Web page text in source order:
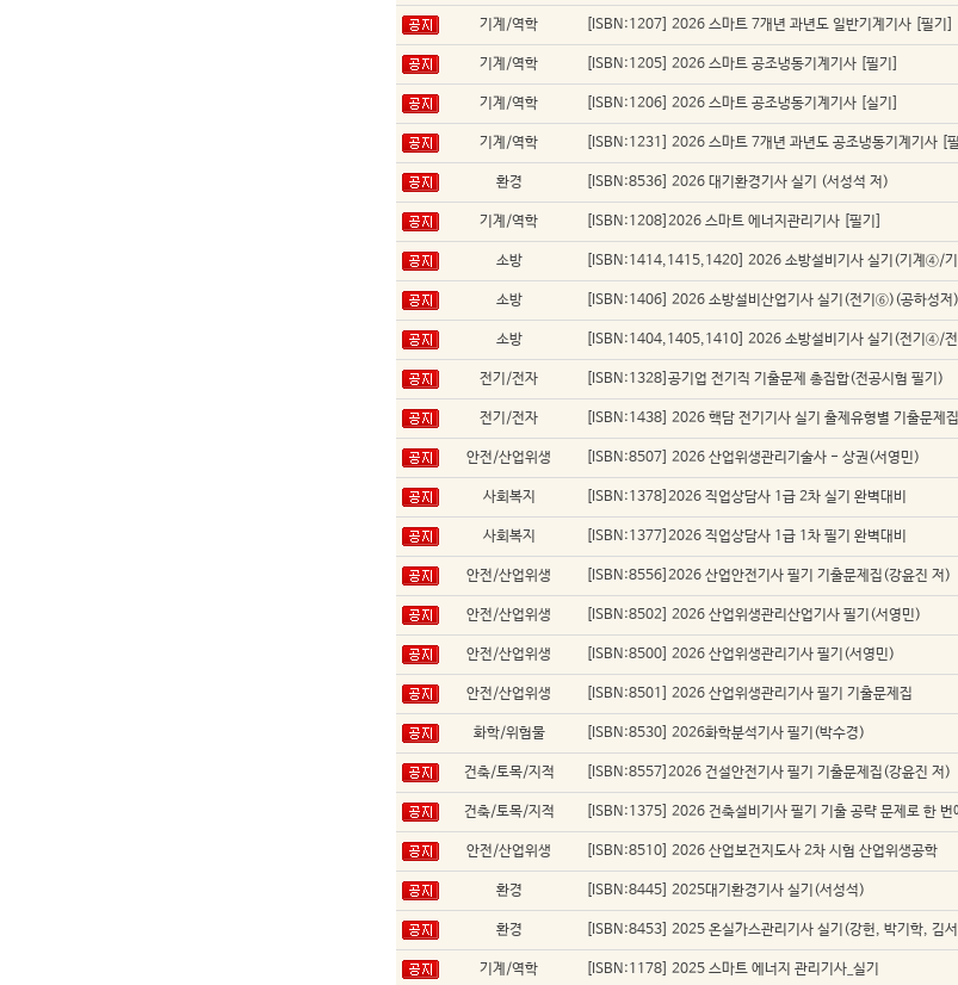
기계/역학 [ISBN:1207] 2026 스마트 7개년 과년도 일반기계기사 [필기]
기계/역학 [ISBN:1205] 2026 스마트 공조냉동기계기사 [필기]
기계/역학 [ISBN:1206] 2026 스마트 공조냉동기계기사 [실기]
기계/역학 [ISBN:1231] 2026 스마트 7개년 과년도 공조냉동기계기사 [필
환경 [ISBN:8536] 2026 대기환경기사 실기 (서성석 저)
기계/역학 [ISBN:1208]2026 스마트 에너지관리기사 [필기]
소방 [ISBN:1414,1415,1420] 2026 소방설비기사 실기(기계
소방 [ISBN:1406] 2026 소방설비산업기사 실기(전기⑥)(공하성저)
소방 [ISBN:1404,1405,1410] 2026 소방설비기사 실기(전기
전기/전자 [ISBN:1328]공기업 전기직 기출문제 총집합(전공시험 필기)
전기/전자 [ISBN:1438] 2026 핵담 전기기사 실기 출제유형별 기출문제집
안전/산업위생 [ISBN:8507] 2026 산업위생관리기술사 - 상권(서영민)
사회복지 [ISBN:1378]2026 직업상담사 1급 2차 실기 완벽대비
사회복지 [ISBN:1377]2026 직업상담사 1급 1차 필기 완벽대비
안전/산업위생 [ISBN:8556]2026 산업안전기사 필기 기출문제집(강윤진 저)
안전/산업위생 [ISBN:8502] 2026 산업위생관리산업기사 필기(서영민)
안전/산업위생 [ISBN:8500] 2026 산업위생관리기사 필기(서영민)
안전/산업위생 [ISBN:8501] 2026 산업위생관리기사 필기 기출문제집
화학/위험물 [ISBN:8530] 2026화학분석기사 필기(박수경)
건축/토목/지적 [ISBN:8557]2026 건설안전기사 필기 기출문제집(강윤진 저)
건축/토목/지적 [ISBN:1375] 2026 건축설비기사 필기 기출 공략 문제로 한
안전/산업위생 [ISBN:8510] 2026 산업보건지도사 2차 시험 산업위생공학
환경 [ISBN:8445] 2025대기환경기사 실기(서성석)
환경 [ISBN:8453] 2025 온실가스관리기사 실기(강헌, 박기학, 김
기계/역학 [ISBN:1178] 2025 스마트 에너지 관리기사_실기